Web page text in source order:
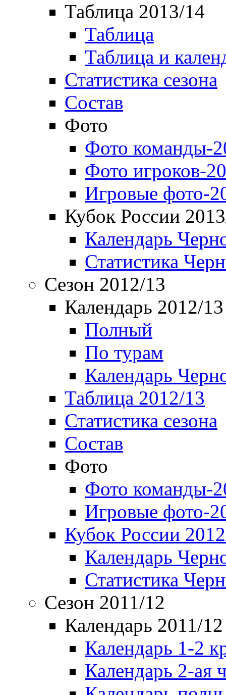
Таблица 2013/14
Таблица
Таблица и
Статистика сезона
Состав
Фото
Фото команды-
Фото игроков-
Игровые фото-
Кубок России
Календарь
Статистика
Сезон 2012/13
Календарь 2012/13
Полный
По турам
Календарь
Таблица 2012/13
Статистика сезона
Состав
Фото
Фото команды-
Игровые фото-
Кубок России
Календарь
Статистика
Сезон 2011/12
Календарь 2011/12
Календарь 1-2
Календарь 2-ая